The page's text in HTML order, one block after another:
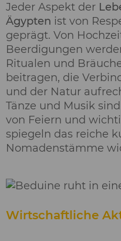
Jeder Aspekt der
Ägypten ist von
geprägt. Von
Beerdigungen
Ritualen und
beitragen, die
und der Natur
Tänze und Musik
von Feiern und
spiegeln das reiche
Nomadenstämme
Wirtschaftliche